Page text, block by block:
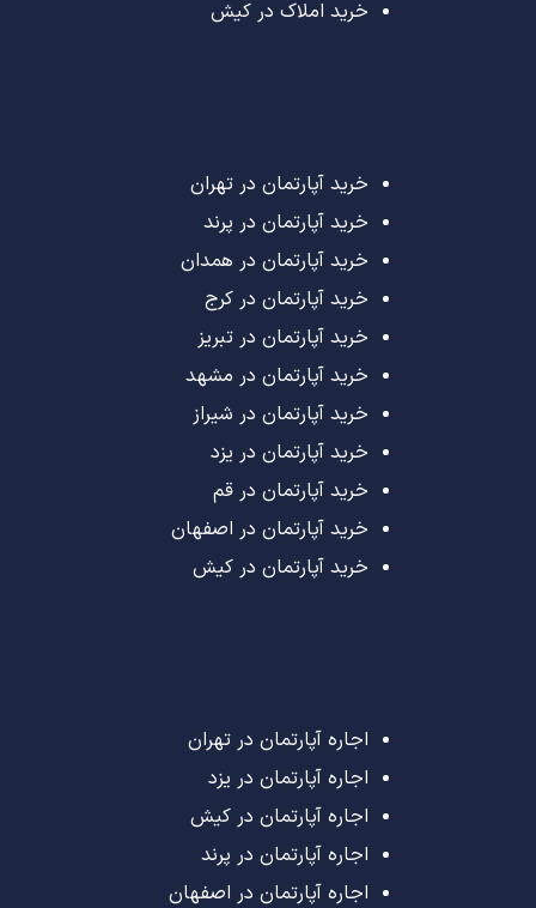
خرید املاک در کیش
خرید آپارتمان در تهران
خرید آپارتمان در پرند
خرید آپارتمان در همدان
خرید آپارتمان در کرج
خرید آپارتمان در تبریز
خرید آپارتمان در مشهد
خرید آپارتمان در شیراز
خرید آپارتمان در یزد
خرید آپارتمان در قم
خرید آپارتمان در اصفهان
خرید آپارتمان در کیش
اجاره آپارتمان در تهران
اجاره آپارتمان در یزد
اجاره آپارتمان در کیش
اجاره آپارتمان در پرند
اجاره آپارتمان در اصفهان